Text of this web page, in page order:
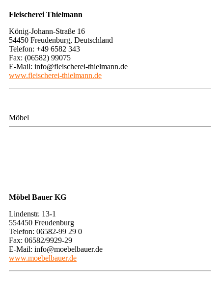
​​Fleischerei Thielmann
König-Johann-Straße 16
54450 Freudenburg, Deutschland
Telefon: +49 6582 343
Fax: (06582) 99075
E-Mail: info@fleischerei-thielmann.de
www.fleischerei-thielmann.de
Möbel
Möbel Bauer KG
Lindenstr. 13-1
554450 Freudenburg
Telefon: 06582-99 29 0
Fax: 06582/9929-29
E-Mail: info@moebelbauer.de
www.moebelbauer.de